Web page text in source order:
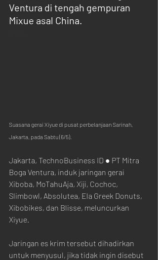
XI BO BIKES
Ventura di tengah gempuran
Mixue asal China.
Suasana gerai Xiyue di pusat perbelanjaan Sarinah,
Jakarta, pada Sabtu (6/5).
Jakarta, TechnoBusiness ID ● PT Mitra
Boga Ventura, induk jaringan gerai
Xiboba, MoTahuAja, Xiji, Cochoc,
Slimbowl, Absolutea, Ela Greek Donuts,
Xibobikes, dan Blisse, meluncurkan
Xiyue.
Jaringan es krim tersebut dihadirkan
untuk menyusul, jika tidak ingin disebut